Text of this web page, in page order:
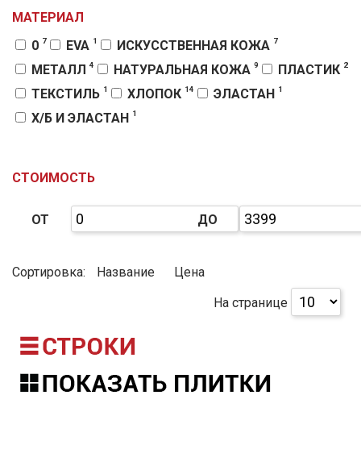
МАТЕРИАЛ
0 7 EVA 1 ИСКУССТВЕННАЯ КОЖА 7
МЕТАЛЛ 4 НАТУРАЛЬНАЯ КОЖА 9 ПЛАСТИК 2
ТЕКСТИЛЬ 1 ХЛОПОК 14 ЭЛАСТАН 1
Х/Б И ЭЛАСТАН 1
СТОИМОСТЬ
ОТ ДО
Сортировка: Название
Цена
На странице